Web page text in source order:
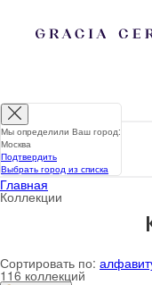
Главная
Коллекции
Сортировать по:
116 коллекций
Мы определили Ваш город:
Москва
Подтвердить
Выбрать город из списка